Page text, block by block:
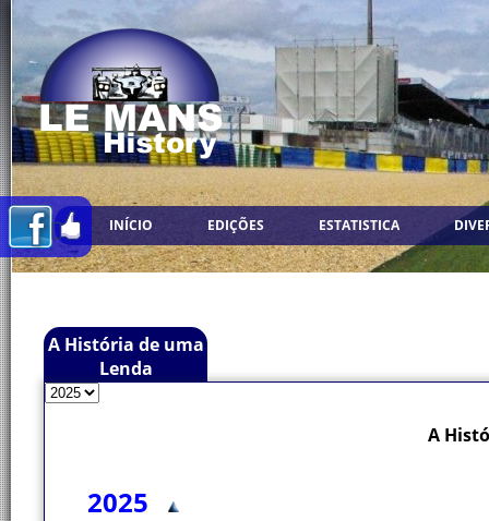
INÍCIO EDIÇÕES ESTATISTICA
A História de uma
Lenda
A
2025